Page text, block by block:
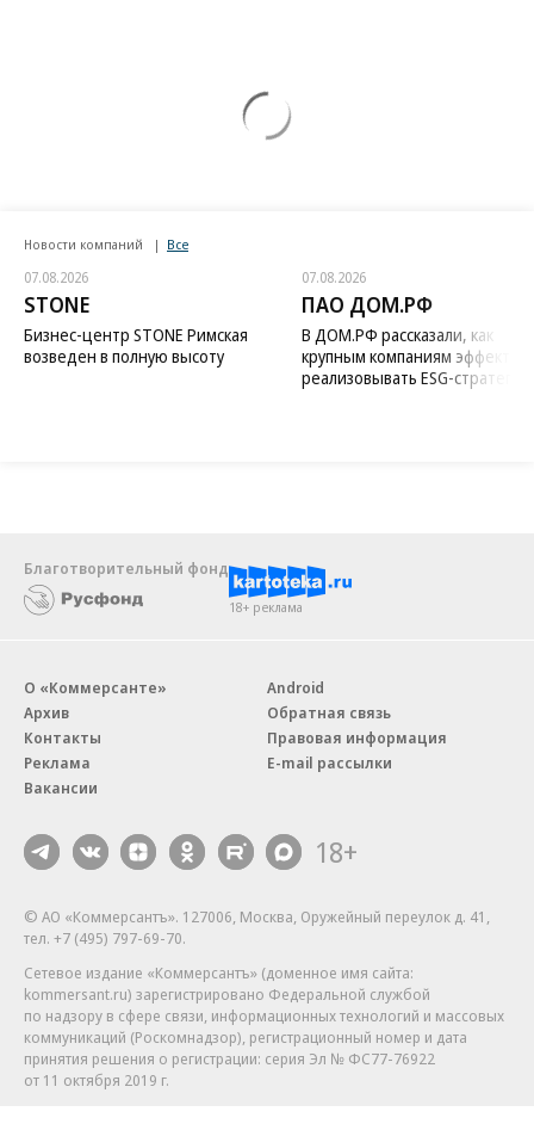
Новости компаний Все
07.08.2026
STONE
Бизнес-центр STONE Римская
возведен в полную высоту
07.08.2026
ПАО ДОМ.РФ
В ДОМ.РФ рассказали, как
крупным компаниям
реализовывать ESG-стратегию
Благотворительный фонд
18+ реклама
О «Коммерсанте»
Архив
Контакты
Реклама
Вакансии
Android
Обратная связь
Правовая информация
E-mail рассылки
18+
© АО «Коммерсантъ». 127006, Москва, Оружейный переулок д. 41,
тел. +7 (495) 797-69-70.
Сетевое издание «Коммерсантъ» (доменное имя сайта:
kommersant.ru) зарегистрировано Федеральной службой
по надзору в сфере связи, информационных технологий и массовых
коммуникаций (Роскомнадзор), регистрационный номер и дата
принятия решения о регистрации: серия Эл № ФС77-76922
от 11 октября 2019 г.